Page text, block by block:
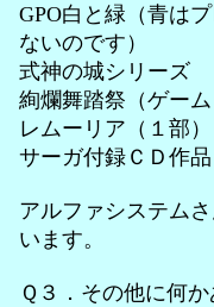
GPO白と緑（青は
ないのです）
式神の城シリーズ
絢爛舞踏祭（ゲーム
レムーリア（１部）
サーガ付録ＣＤ作品
アルファシステム
います。
Ｑ３．その他に何